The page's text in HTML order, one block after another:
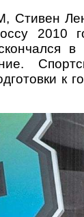
Стивен
2010
к